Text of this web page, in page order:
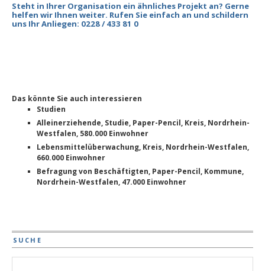
Steht in Ihrer Organisation ein ähnliches Projekt an? Gerne
helfen wir Ihnen weiter. Rufen Sie einfach an und schildern
uns Ihr Anliegen: 0228 / 433 81 0
Das könnte Sie auch interessieren
Studien
Alleinerziehende, Studie, Paper-Pencil, Kreis, Nordrhein-
Westfalen, 580.000 Einwohner
Lebensmittelüberwachung, Kreis, Nordrhein-Westfalen,
660.000 Einwohner
Befragung von Beschäftigten, Paper-Pencil, Kommune,
Nordrhein-Westfalen, 47.000 Einwohner
SUCHE